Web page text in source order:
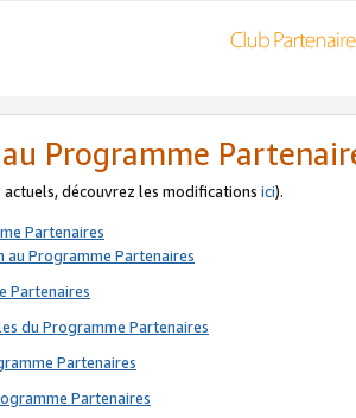
Programme
actuels, découvrez les modifications ici).
Partenaires
Programme Partenaires
Partenaires
du Programme Partenaires
Partenaires
Partenaires